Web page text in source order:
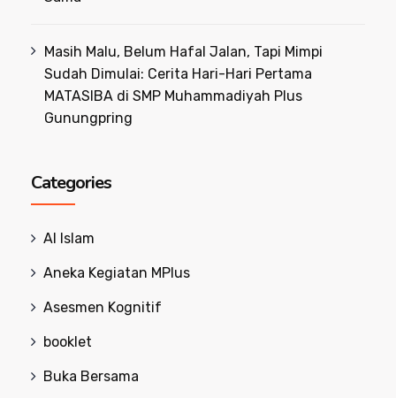
Masih Malu, Belum Hafal Jalan, Tapi Mimpi
Sudah Dimulai: Cerita Hari-Hari Pertama
MATASIBA di SMP Muhammadiyah Plus
Gunungpring
Categories
Al Islam
Aneka Kegiatan MPlus
Asesmen Kognitif
booklet
Buka Bersama